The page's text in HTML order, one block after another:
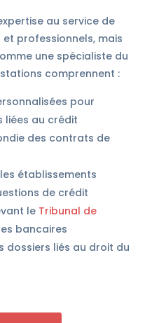
au service de
professionnels, mais
une spécialiste du
comprennent :
pour
liées au crédit
des contrats de
établissements
de crédit
le Tribunal de
bancaires
dossiers liés au droit du